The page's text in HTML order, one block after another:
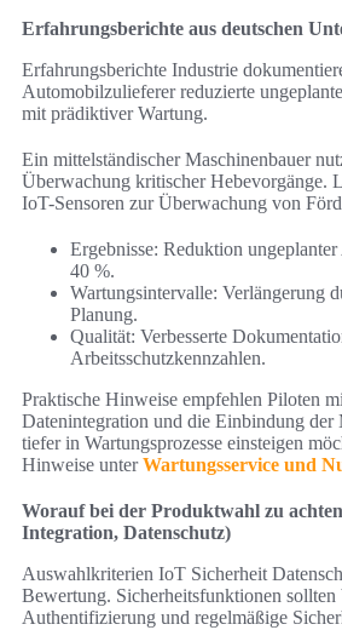
Erfahrungsberichte aus deutschen
Erfahrungsberichte Industrie
Automobilzulieferer reduzierte
mit prädiktiver Wartung.
Ein mittelständischer Maschinenbauer
Überwachung kritischer Hebevorgänge.
IoT-Sensoren zur Überwachung von
Ergebnisse: Reduktion
40 %.
Wartungsintervalle: Verlängerung
Planung.
Qualität: Verbesserte
Arbeitsschutzkennzahlen.
Praktische Hinweise empfehlen Piloten
Datenintegration und die Einbindung der
tiefer in Wartungsprozesse einsteigen
Hinweise unterWartungsservice und
Worauf bei der Produktwahl zu
Integration, Datenschutz)
Auswahlkriterien IoT Sicherheit
Bewertung. Sicherheitsfunktionen sollten
Authentifizierung und regelmäßige